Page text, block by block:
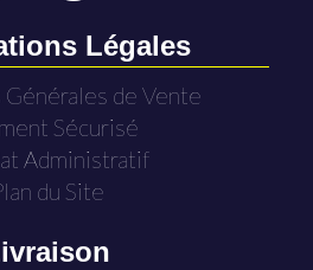
Légales
de Vente
Sécurisé
Administratif
du Site